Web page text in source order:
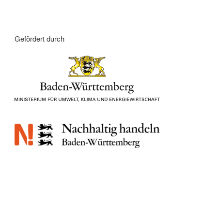
Gefördert durch